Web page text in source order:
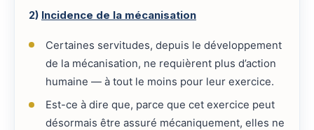
2) Incidence de la mécanisation
Certaines servitudes, depuis le développement
de la mécanisation, ne requièrent plus d’action
humaine — à tout le moins pour leur exercice.
Est-ce à dire que, parce que cet exercice peut
désormais être assuré mécaniquement, elles ne